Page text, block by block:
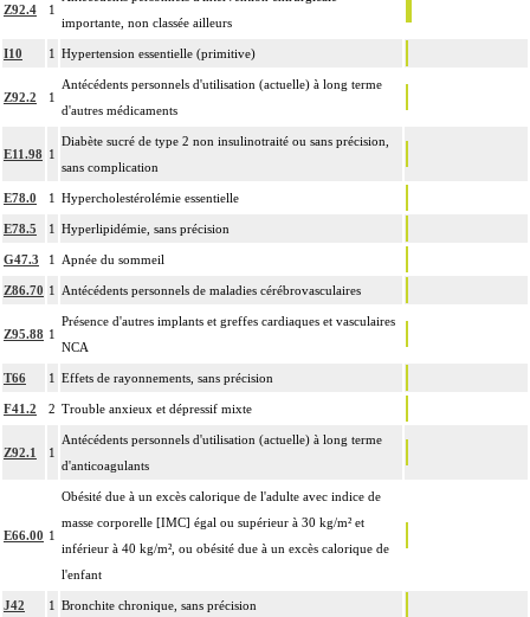
Z92.4 1
importante, non classée ailleurs
I10 1 Hypertension essentielle (primitive)
Z92.2 1
Antécédents personnels d'utilisation (actuelle) à long terme
d'autres médicaments
E11.98 1
Diabète sucré de type 2 non insulinotraité ou sans précision,
sans complication
E78.0 1 Hypercholestérolémie essentielle
E78.5 1 Hyperlipidémie, sans précision
G47.3 1 Apnée du sommeil
Z86.70 1 Antécédents personnels de maladies cérébrovasculaires
Z95.88 1
Présence d'autres implants et greffes cardiaques et vasculaires
NCA
T66 1 Effets de rayonnements, sans précision
F41.2 2 Trouble anxieux et dépressif mixte
Z92.1 1
Antécédents personnels d'utilisation (actuelle) à long terme
d'anticoagulants
E66.00 1
Obésité due à un excès calorique de l'adulte avec indice de
masse corporelle [IMC] égal ou supérieur à 30 kg/m² et
inférieur à 40 kg/m², ou obésité due à un excès calorique de
l'enfant
J42 1 Bronchite chronique, sans précision